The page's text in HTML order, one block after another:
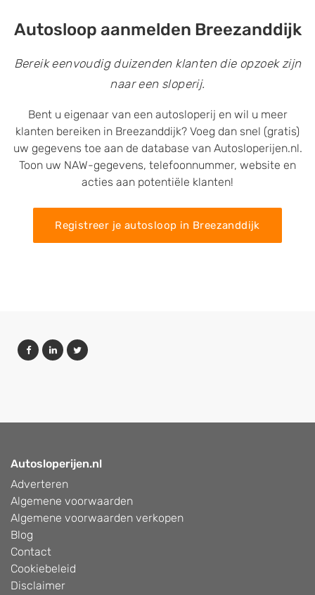
Autosloop aanmelden Breezanddijk
Bereik eenvoudig duizenden klanten die opzoek zijn
naar een sloperij.
Bent u eigenaar van een autosloperij en wil u meer
klanten bereiken in Breezanddijk? Voeg dan snel (gratis)
uw gegevens toe aan de database van Autosloperijen.nl.
Toon uw NAW-gegevens, telefoonnummer, website en
acties aan potentiële klanten!
Registreer je autosloop in Breezanddijk
Autosloperijen.nl
Adverteren
Algemene voorwaarden
Algemene voorwaarden verkopen
Blog
Contact
Cookiebeleid
Disclaimer